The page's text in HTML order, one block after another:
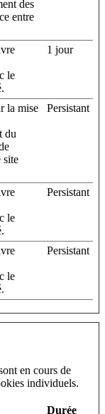
des
entre
le
1 jour
la mise
du
site
Persistant
le
Persistant
le
Persistant
en cours de
individuels.
Durée